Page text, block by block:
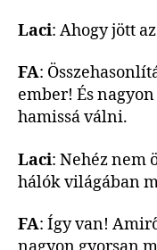
Laci: Ahogy jött
FA:
ember! És
hamissá válni.
Laci: Nehéz nem
hálók világában
FA: Így van!